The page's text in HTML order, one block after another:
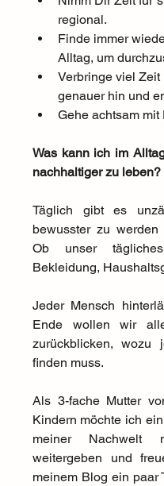
regional.
Finde immer
Alltag, um
Verbringe viel Zeit
genauer hin und
Gehe achtsam mit
Was kann ich im
nachhaltiger zu leben?
Täglich gibt es
bewusster zu
Ob unser
Bekleidung,
Jeder Mensch
Ende wollen wir
zurückblicken, wozu
finden muss.
Als 3-fache Mutter
Kindern möchte ich
meiner Nachwelt
weitergeben und
meinem Blog ein paar